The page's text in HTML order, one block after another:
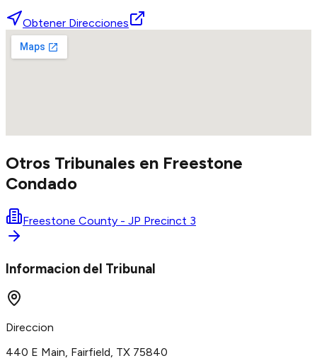
Obtener Direcciones
Otros Tribunales en Freestone
Condado
Freestone County - JP Precinct 3
Informacion del Tribunal
Direccion
440 E Main, Fairfield, TX 75840